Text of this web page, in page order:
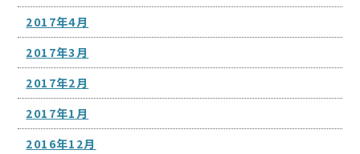
2017年4月
2017年3月
2017年2月
2017年1月
2016年12月